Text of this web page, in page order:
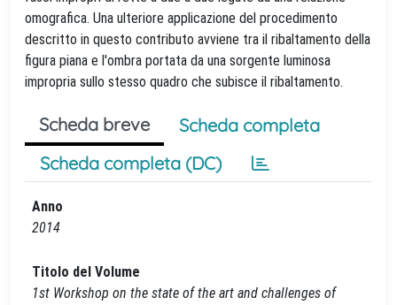
omografica. Una ulteriore applicazione del procedimento
descritto in questo contributo avviene tra il ribaltamento della
figura piana e l'ombra portata da una sorgente luminosa
impropria sullo stesso quadro che subisce il ribaltamento.
Scheda breve
Scheda completa
Scheda completa (DC)
Anno
2014
Titolo del Volume
1st Workshop on the state of the art and challenges of